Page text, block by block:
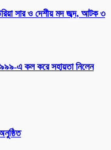
সার ও দেশীয় মদ জব্দ, আটক ৩
৯৯৯-এ কল করে সহায়তা নিলেন